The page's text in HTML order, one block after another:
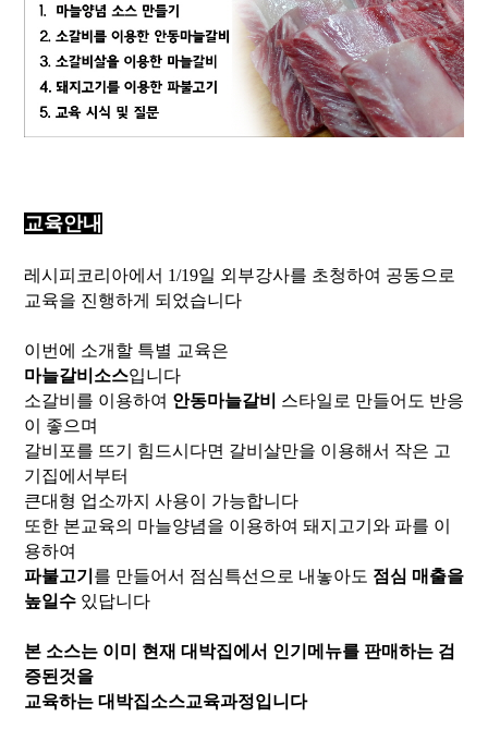
교육안내
레시피코리아에서 1/19일 외부강사를 초청하여 공동으로
교육을 진행하게 되었습니다
이번에 소개할 특별 교육은
마늘갈비소스입니다
소갈비를 이용하여 안동마늘갈비
스타일로 만들어도 반응
이 좋으며
갈비포를 뜨기 힘드시다면 갈비살만을 이용해서 작은 고
기집에서부터
큰대형 업소까지 사용이 가능합니다
또한 본교육의 마늘양념을 이용하여 돼지고기와 파를 이
용하여
파불고기 를 만들어서 점심특선으로 내놓아도 점심 매출을
높일수 있답니다
본 소스는 이미 현재 대박집에서 인기메뉴를 판매하는 검
증된것을
교육하는 대박집소스교육과정입니다